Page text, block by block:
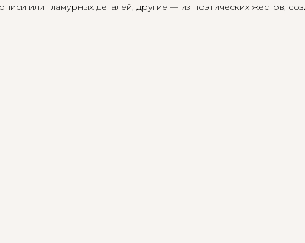
или гламурных деталей, другие — из поэтических жестов,